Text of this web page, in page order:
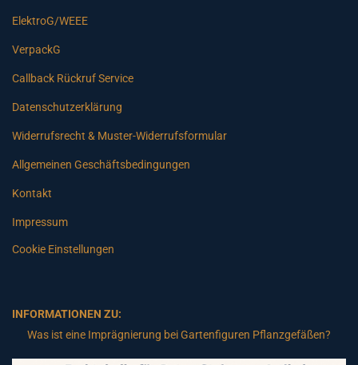
ElektroG/WEEE
VerpackG
Callback Rückruf Service
Datenschutzerklärung
Widerrufsrecht & Muster-Widerrufsformular
Allgemeinen Geschäftsbedingungen
Kontakt
Impressum
Cookie Einstellungen
INFORMATIONEN ZU:
Was ist eine Imprägnierung bei Gartenfiguren Pflanzgefäßen?